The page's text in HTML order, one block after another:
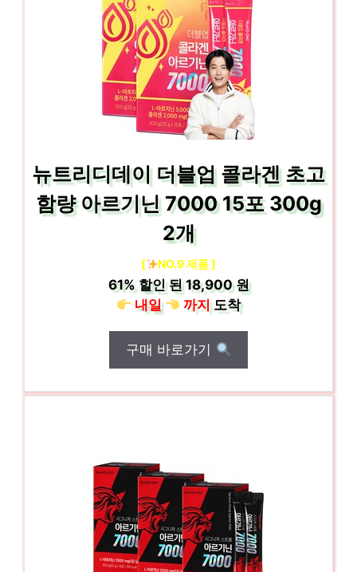
뉴트리디데이 더블업 콜라겐 초고
함량 아르기닌 7000 15포 300g
2개
[ NO.9 제품 ]
61%할인 된18,900 원
내일
까지도착
구매 바로가기